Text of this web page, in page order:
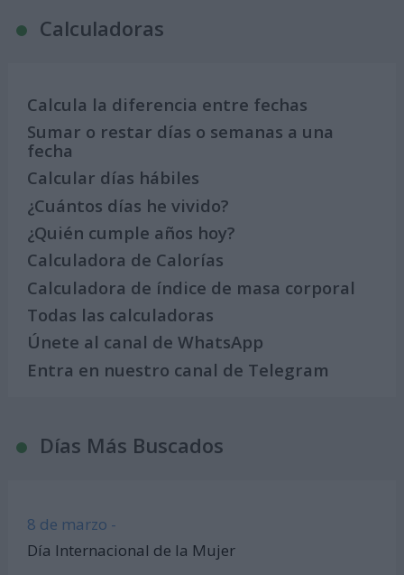
Calculadoras
Calcula la diferencia entre fechas
Sumar o restar días o semanas a una
fecha
Calcular días hábiles
¿Cuántos días he vivido?
¿Quién cumple años hoy?
Calculadora de Calorías
Calculadora de índice de masa corporal
Todas las calculadoras
Únete al canal de WhatsApp
Entra en nuestro canal de Telegram
Días Más Buscados
8 de marzo -
Día Internacional de la Mujer